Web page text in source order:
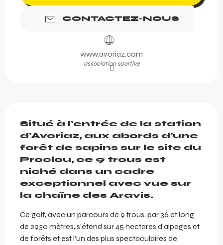
CONTACTEZ-NOUS
www.avoriaz.com
association sportive
Situé à l'entrée de la station
d'Avoriaz, aux abords d'une
forêt de sapins sur le site du
Proclou, ce 9 trous est
niché dans un cadre
exceptionnel avec vue sur
la chaîne des Aravis.
Ce golf, avec un parcours de 9 trous, par 36 et long
de 2930 mètres, s’étend sur 45 hectares d’alpages et
de forêts et est l’un des plus spectaculaires de